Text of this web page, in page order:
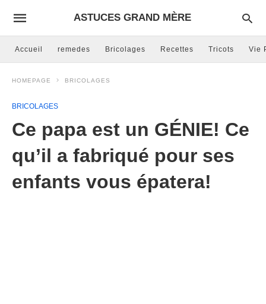
ASTUCES GRAND MÈRE
Accueil remedes Bricolages Recettes Tricots Vie
HOMEPAGE BRICOLAGES
BRICOLAGES
Ce papa est un GÉNIE! Ce
qu’il a fabriqué pour ses
enfants vous épatera!